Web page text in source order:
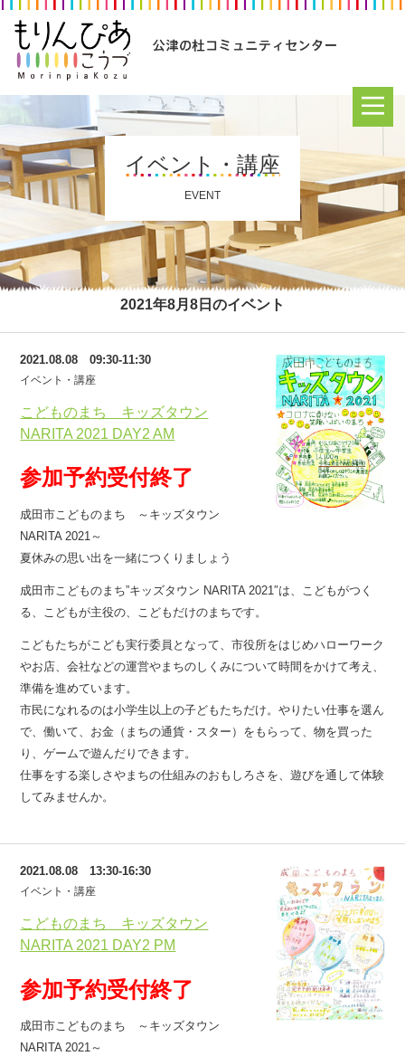
イベント・講座
EVENT
2021年8月8日のイベント
こどものまち キッズタウン
NARITA 2021 DAY2 AM
2021.08.08 09:30-11:30
イベント・講座
参加予約受付終了
成田市こどものまち ～キッズタウン
NARITA 2021～
夏休みの思い出を一緒につくりましょう
成田市こどものまち”キッズタウン NARITA 2021″は、こどもがつく
る、こどもが主役の、こどもだけのまちです。
こどもたちがこども実行委員となって、市役所をはじめハローワーク
やお店、会社などの運営やまちのしくみについて時間をかけて考え、
準備を進めています。
市民になれるのは小学生以上の子どもたちだけ。やりたい仕事を選ん
で、働いて、お金（まちの通貨・スター）をもらって、物を買った
り、ゲームで遊んだりできます。
仕事をする楽しさやまちの仕組みのおもしろさを、遊びを通して体験
してみませんか。
こどものまち キッズタウン
NARITA 2021 DAY2 PM
2021.08.08 13:30-16:30
イベント・講座
参加予約受付終了
成田市こどものまち ～キッズタウン
NARITA 2021～